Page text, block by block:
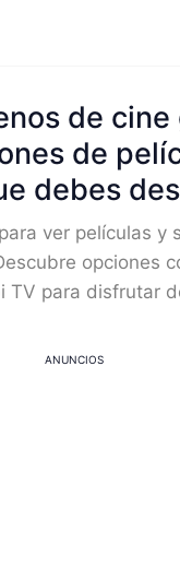
de cine
de
debes
ver películas y
opciones
TV para disfrutar
ANUNCIOS